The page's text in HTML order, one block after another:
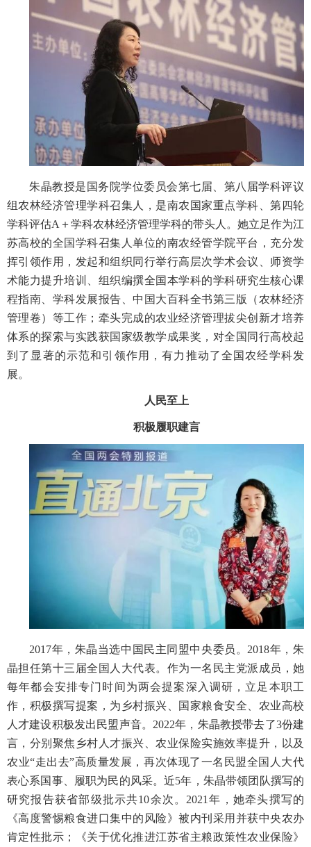
朱晶教授是国务院学位委员会第七届、第八届学科评议
组农林经济管理学科召集人，是南农国家重点学科、第四轮
学科评估A＋学科农林经济管理学科的带头人。她立足作为江
苏高校的全国学科召集人单位的南农经管学院平台，充分发
挥引领作用，发起和组织同行举行高层次学术会议、师资学
术能力提升培训、组织编撰全国本学科的学科研究生核心课
程指南、学科发展报告、中国大百科全书第三版（农林经济
管理卷）等工作；牵头完成的农业经济管理拔尖创新才培养
体系的探索与实践获国家级教学成果奖，对全国同行高校起
到了显著的示范和引领作用，有力推动了全国农经学科发
展。
人民至上
积极履职建言
2017年，朱晶当选中国民主同盟中央委员。2018年，朱
晶担任第十三届全国人大代表。作为一名民主党派成员，她
每年都会安排专门时间为两会提案深入调研，立足本职工
作，积极撰写提案，为乡村振兴、国家粮食安全、农业高校
人才建设积极发出民盟声音。2022年，朱晶教授带去了3份建
言，分别聚焦乡村人才振兴、农业保险实施效率提升，以及
农业“走出去”高质量发展，再次体现了一名民盟全国人大代
表心系国事、履职为民的风采。近5年，朱晶带领团队撰写的
研究报告获省部级批示共10余次。2021年，她牵头撰写的
《高度警惕粮食进口集中的风险》被内刊采用并获中央农办
肯定性批示；《关于优化推进江苏省主粮政策性农业保险》